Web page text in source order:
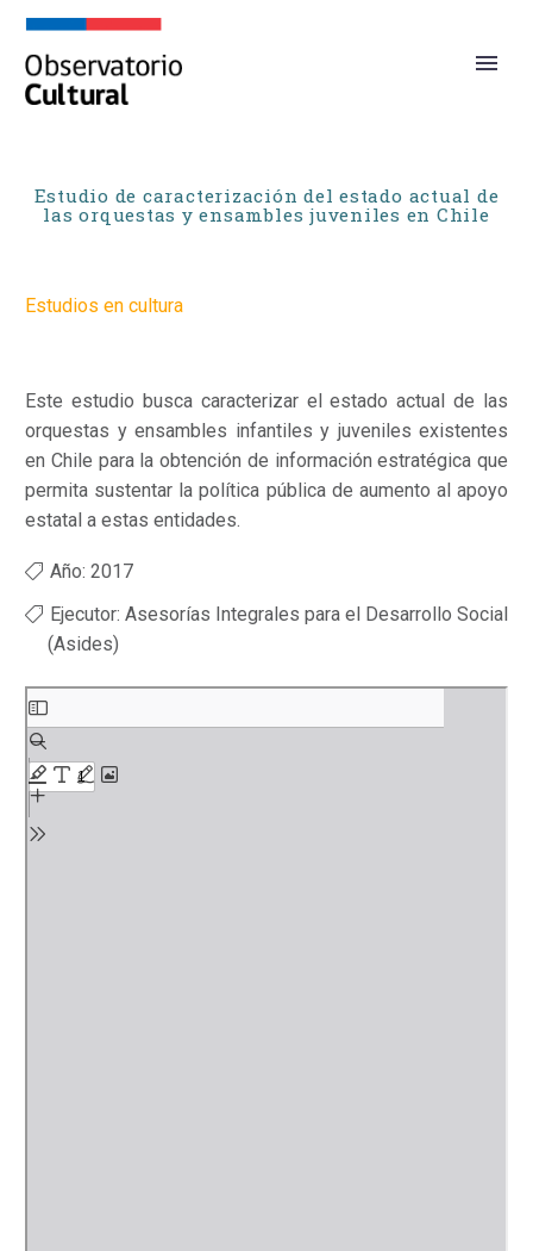
Estudio de caracterización del estado actual de
las orquestas y ensambles juveniles en Chile
Estudios en cultura
Este estudio busca caracterizar el estado actual de las
orquestas y ensambles infantiles y juveniles existentes
en Chile para la obtención de información estratégica que
permita sustentar la política pública de aumento al apoyo
estatal a estas entidades.
Año: 2017
Ejecutor: Asesorías Integrales para el Desarrollo Social
(Asides)
Saltar
al
contenido
del
PDF